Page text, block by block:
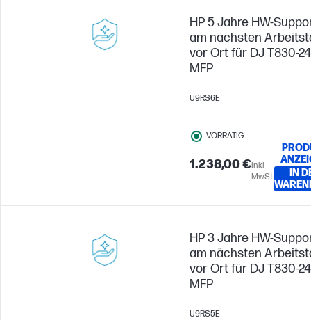
HP 5 Jahre HW-
am nächsten
vor Ort für DJ T830-24
MFP
U9RS6E
VORRÄTIG
1.238,00 €inkl.
MwSt.
IN
HP 3 Jahre HW-
am nächsten
vor Ort für DJ T830-24
MFP
U9RS5E